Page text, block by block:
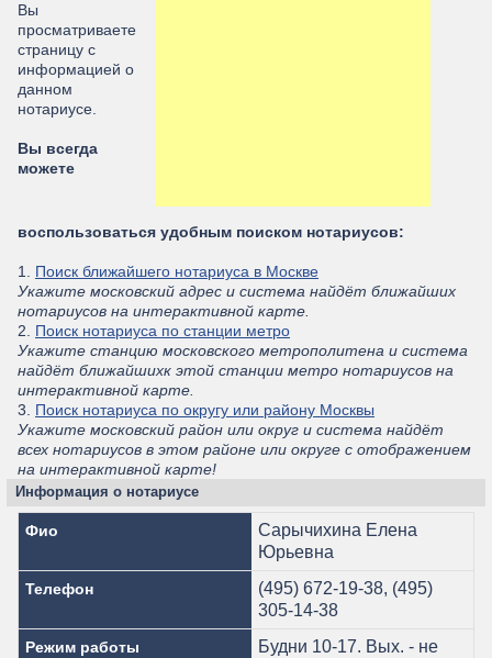
Вы
просматриваете
страницу с
информацией о
данном
нотариусе.
Вы всегда
можете
воспользоваться удобным поиском нотариусов:
1. Поиск ближайшего нотариуса в Москве
Укажите московский адрес и система найдёт ближайших
нотариусов на интерактивной карте.
2. Поиск нотариуса по станции метро
Укажите станцию московского метрополитена и система
найдёт ближайшихк этой станции метро нотариусов на
интерактивной карте.
3. Поиск нотариуса по округу или району Москвы
Укажите московский район или округ и система найдёт
всех нотариусов в этом районе или округе с отображением
на интерактивной карте!
Информация о нотариусе
Фио
Сарычихина Елена
Юрьевна
Телефон
(495) 672-19-38, (495)
305-14-38
Режим работы
Будни 10-17. Вых. - не